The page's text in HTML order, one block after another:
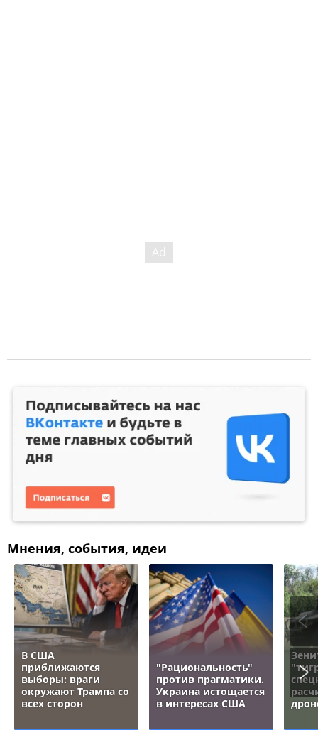
Мнения, события, идеи
В США
приближаются
выборы: враги
окружают Трампа со
всех сторон
"Рациональность"
против прагматики.
Украина истощается
в интересах США